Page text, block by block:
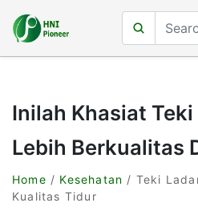
Inilah Khasiat
Lebih Berkualitas
Home / Kesehatan / Teki
Kualitas Tidur